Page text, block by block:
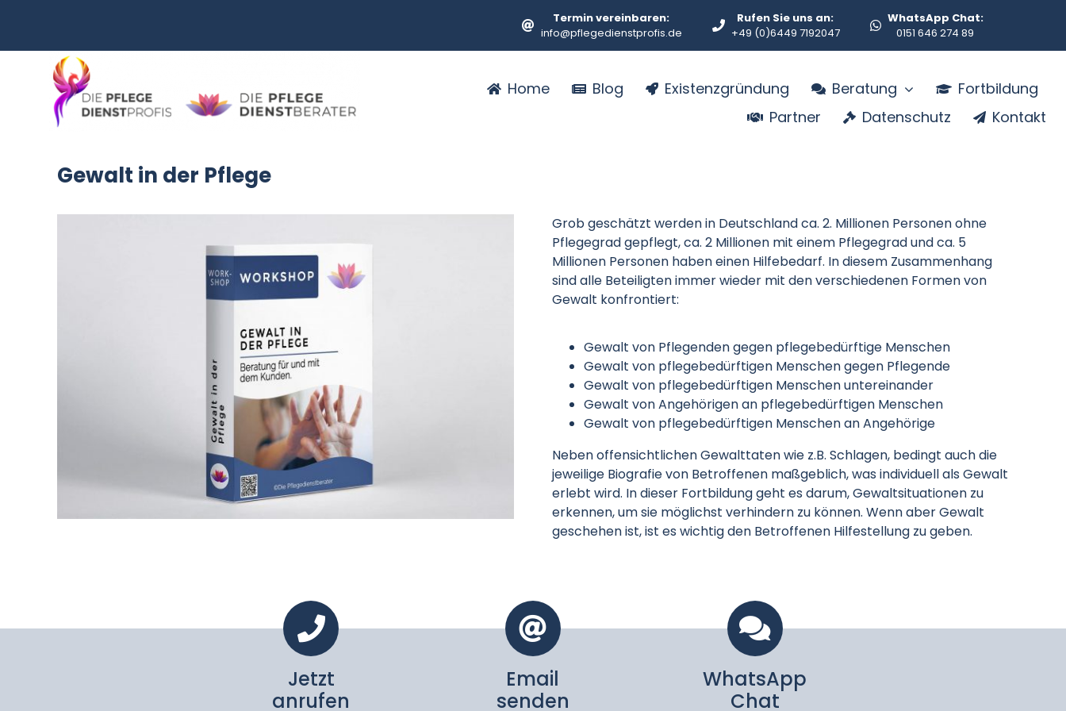
springen
Termin vereinbaren:
info@pflegedienstprofis.de
Rufen Sie uns an:
+49 (0)6449 7192047
WhatsApp Chat:
0151 646 274 89
Home Blog Existenzgründung Beratung
Fortbildung
Partner
Datenschutz Kontakt
Gewalt in der Pflege
Grob geschätzt werden in Deutschland ca. 2. Millionen Personen ohne
Pflegegrad gepflegt, ca. 2 Millionen mit einem Pflegegrad und ca. 5
Millionen Personen haben einen Hilfebedarf. In diesem Zusammenhang
sind alle Beteiligten immer wieder mit den verschiedenen Formen von
Gewalt konfrontiert:
Gewalt von Pflegenden gegen pflegebedürftige Menschen
Gewalt von pflegebedürftigen Menschen gegen Pflegende
Gewalt von pflegebedürftigen Menschen untereinander
Gewalt von Angehörigen an pflegebedürftigen Menschen
Gewalt von pflegebedürftigen Menschen an Angehörige
Neben offensichtlichen Gewalttaten wie z.B. Schlagen, bedingt auch die
jeweilige Biografie von Betroffenen maßgeblich, was individuell als Gewalt
erlebt wird. In dieser Fortbildung geht es darum, Gewaltsituationen zu
erkennen, um sie möglichst verhindern zu können. Wenn aber Gewalt
geschehen ist, ist es wichtig den Betroffenen Hilfestellung zu geben.
Jetzt
anrufen
Email
senden
WhatsApp
Chat